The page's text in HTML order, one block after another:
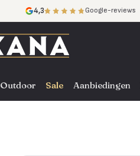
4,3 Google-reviews
Outdoor Sale Aanbiedingen